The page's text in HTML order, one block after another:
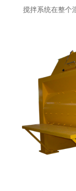
搅拌系统在整个混